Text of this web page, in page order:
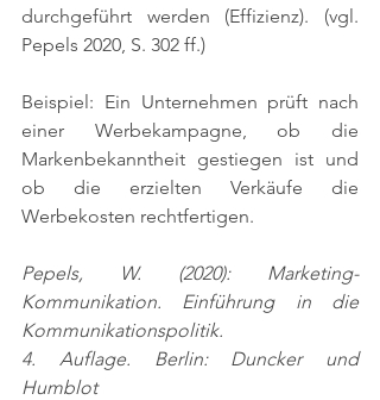
durchgeführt werden (Effizienz). (vgl.
Pepels 2020, S. 302 ff.)
Beispiel: Ein Unternehmen prüft nach
einer Werbekampagne, ob die
Markenbekanntheit gestiegen ist und
ob die erzielten Verkäufe die
Werbekosten rechtfertigen.
Pepels, W. (2020): Marketing-
Kommunikation. Einführung in die
Kommunikationspolitik.
4. Auflage. Berlin: Duncker und
Humblot